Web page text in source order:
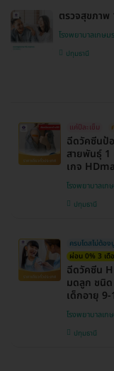
ตรวจสุขภาพ
โรงพยาบาลเกษ
ปทุมธานี
แค่ปีละเข็ม
ฉีดวัคซีนป้
สายพันธุ์ 1
เกจ
โรงพยาบาลเ
ปทุมธานี
ครบโดสไม่ต้อง
ผ่อน 0% 3 เดื
ฉีดวัคซีน
มดลูก ชนิด
เด็กอายุ
โรงพยาบาลเ
ปทุมธานี